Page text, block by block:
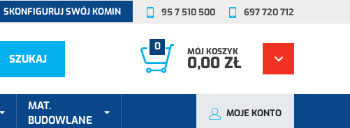
SKONFIGURUJ SWÓJ KOMIN 95 7 510 500 697 720 712
SZUKAJ
0 MÓJ KOSZYK
0,00 ZŁ
MAT.
BUDOWLANE
MOJE KONTO